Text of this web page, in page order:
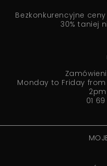
Bezkonkurencyjne
30% taniej
Monday to Friday
01